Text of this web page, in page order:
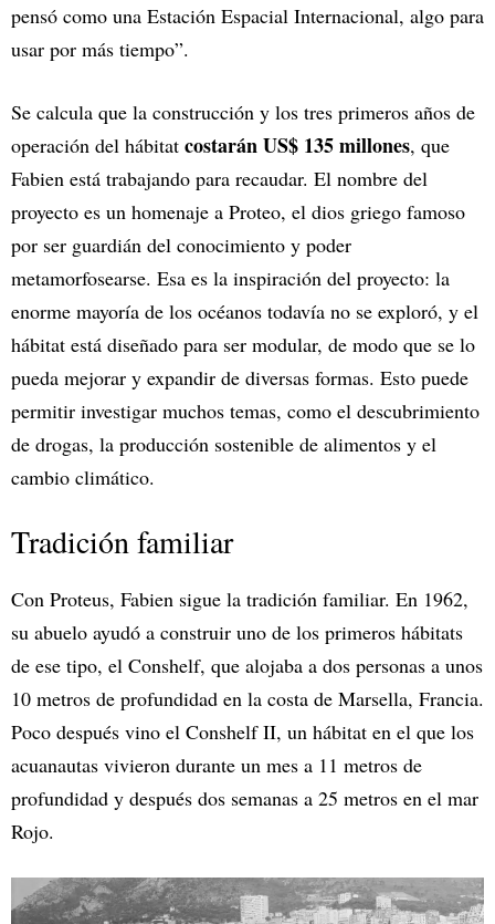
pensó como una Estación Espacial Internacional, algo para
usar por más tiempo”.
Se calcula que la construcción y los tres primeros años de
operación del hábitat costarán US$ 135 millones, que
Fabien está trabajando para recaudar. El nombre del
proyecto es un homenaje a Proteo, el dios griego famoso
por ser guardián del conocimiento y poder
metamorfosearse. Esa es la inspiración del proyecto: la
enorme mayoría de los océanos todavía no se exploró, y el
hábitat está diseñado para ser modular, de modo que se lo
pueda mejorar y expandir de diversas formas. Esto puede
permitir investigar muchos temas, como el descubrimiento
de drogas, la producción sostenible de alimentos y el
cambio climático.
Tradición familiar
Con Proteus, Fabien sigue la tradición familiar. En 1962,
su abuelo ayudó a construir uno de los primeros hábitats
de ese tipo, el Conshelf, que alojaba a dos personas a unos
10 metros de profundidad en la costa de Marsella, Francia.
Poco después vino el Conshelf II, un hábitat en el que los
acuanautas vivieron durante un mes a 11 metros de
profundidad y después dos semanas a 25 metros en el mar
Rojo.